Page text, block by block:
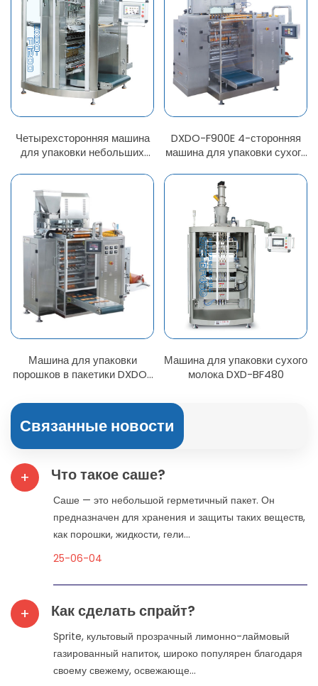
Четырехсторонняя машина
для упаковки небольших
DXDO-F900E 4-сторонняя
машина для упаковки сухого
Машина для упаковки
порошков в пакетики DXDO-
Машина для упаковки сухого
молока DXD-BF480
Связанные новости
+ Что такое саше?
Саше — это небольшой герметичный пакет. Он
предназначен для хранения и защиты таких веществ,
как порошки, жидкости, гели...
25-06-04
+ Как сделать спрайт?
Sprite, культовый прозрачный лимонно-лаймовый
газированный напиток, широко популярен благодаря
своему свежему, освежающе...